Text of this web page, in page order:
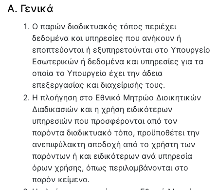
Α. Γενικά
Ο παρών διαδικτυακός τόπος περιέχει
δεδομένα και υπηρεσίες που ανήκουν ή
εποπτεύονται ή εξυπηρετούνται στο Υπουργείο
Εσωτερικών ή δεδομένα και υπηρεσίες για τα
οποία το Υπουργείο έχει την άδεια
επεξεργασίας και διαχείρισής τους.
Η πλοήγηση στο Εθνικό Μητρώο Διοικητικών
Διαδικασιών και η χρήση ειδικότερων
υπηρεσιών που προσφέρονται από τον
παρόντα διαδικτυακό τόπο, προϋποθέτει την
ανεπιφύλακτη αποδοχή από το χρήστη των
παρόντων ή και ειδικότερων ανά υπηρεσία
όρων χρήσης, όπως περιλαμβάνονται στο
παρόν κείμενο.